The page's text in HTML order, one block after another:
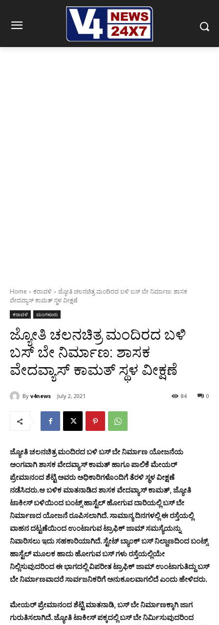
Home ಕರಾವಳಿ
ಜ್ಯೋತಿ ಚಲನಚಿತ್ರ ಮಂದಿರದ ಬಳಿ ಬಸ್ ಬೇ ನಿರ್ಮಾಣ: ಶಾಸಕ
ವೇದವ್ಯಾಸ್ ಕಾಮತ್ ಸ್ಥಳ ವೀಕ್ಷಣೆ
ಕರಾವಳಿ ಮಂಗಳೂರು
ಜ್ಯೋತಿ ಚಲನಚಿತ್ರ ಮಂದಿರದ ಬಳಿ
ಬಸ್ ಬೇ ನಿರ್ಮಾಣ: ಶಾಸಕ
ವೇದವ್ಯಾಸ್ ಕಾಮತ್ ಸ್ಥಳ ವೀಕ್ಷಣೆ
By v4news July 2, 2021 0
84
ಜ್ಯೋತಿ ಚಲನಚಿತ್ರ ಮಂದಿರದ ಬಳಿ ಬಸ್ ಬೇ ನಿರ್ಮಾಣ ಯೋಜನೆಯ
ಅಂಗವಾಗಿ ಶಾಸಕ ವೇದವ್ಯಾಸ್ ಕಾಮತ್ ಹಾಗೂ ಪಾಲಿಕೆ ಮೇಯರ್
ಪ್ರೇಮಾನಂದ ಶೆಟ್ಟಿ ಅವರು ಅಧಿಕಾರಿಗಳೊಂದಿಗೆ ತೆರಳಿ ಸ್ಥಳ ವೀಕ್ಷಣೆ
ನಡೆಸಿದರು.ಆ ಬಳಿಕ ಮಾತನಾಡಿದ ಶಾಸಕ ವೇದವ್ಯಾಸ್ ಕಾಮತ್, ಜ್ಯೋತಿ
ಟಾಕೀಸ್ ಬಳಿಯಿಂದ ಬಂಟ್ಸ್ ಹಾಸ್ಟೆಲ್ ಹೋಗುವ ದಾರಿಯಲ್ಲಿ ಬಸ್ ಬೇ
ನಿರ್ಮಾಣದ ಯೋಜನೆ ರೂಪಿಸಲಾಗಿದೆ. ಸಾಮಾನ್ಯ ದಿನಗಳಲ್ಲಿ ಈ ರಸ್ತೆಯಲ್ಲಿ
ವಾಹನ ದಟ್ಟಣೆಯಿಂದ ಉಂಟಾಗುವ ಟ್ರಾಫಿಕ್ ಜಾಮ್ ಸಮಸ್ಯೆಯನ್ನು
ನಿವಾರಿಸಲು ಇದು ಸಹಕಾರಿಯಾಗಿದೆ. ಸ್ಟೇಟ್ ಬ್ಯಾಂಕ್ ಬಸ್ ನಿಲ್ದಾಣದಿಂದ ಬಂಟ್ಸ್
ಹಾಸ್ಟೆಲ್ ಮೂಲಕ ಹಾದು ಹೋಗುವ ಬಸ್ ಗಳು ರಸ್ತೆಯಲ್ಲಿಯೇ
ನಿಲ್ಲಿಸುವುದರಿಂದ ಈ ಭಾಗದಲ್ಲಿ ವಿಪರೀತ ಟ್ರಾಫಿಕ್ ಜಾಮ್ ಉಂಟಾಗುತಿದ್ದು ಬಸ್
ಬೇ ನಿರ್ಮಾಣವಾದರೆ ಸಾರ್ವಜನಿಕರಿಗೆ ಅನುಕೂಲವಾಗಲಿದೆ ಎಂದು ಹೇಳಿದರು.
ಮೇಯರ್ ಪ್ರೇಮಾನಂದ ಶೆಟ್ಟಿ ಮಾತನಾಡಿ, ಬಸ್ ಬೇ ನಿರ್ಮಾಣಕ್ಕಾಗಿ ಜಾಗ
ಗುರುತಿಸಲಾಗಿದೆ. ಜ್ಯೋತಿ ಟಾಕೀಸ್ ಪಕ್ಕದಲ್ಲಿ ಬಸ್ ಬೇ ನಿರ್ಮಿಸುವುದರಿಂದ